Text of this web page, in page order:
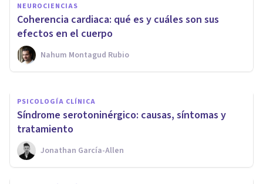
NEUROCIENCIAS
Coherencia cardiaca: qué es y cuáles son sus
efectos en el cuerpo
Nahum Montagud Rubio
Síndrome de Lesch-Nyhan:
síntomas, causas y tratamiento
Unai Aso Poza
PSICOLOGÍA CLÍNICA
Síndrome serotoninérgico: causas, síntomas y
tratamiento
Jonathan García-Allen